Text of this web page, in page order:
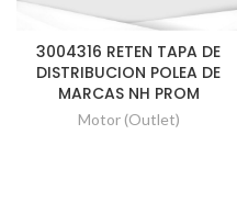
3004316 RETEN TAPA DE
DISTRIBUCION POLEA DE
MARCAS NH PROM
Motor (Outlet)